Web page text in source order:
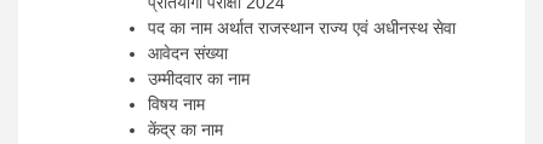
पद का नाम अर्थात राजस्थान राज्य एवं अधीनस्थ सेवा
आवेदन संख्या
उम्मीदवार का नाम
विषय नाम
केंद्र का नाम